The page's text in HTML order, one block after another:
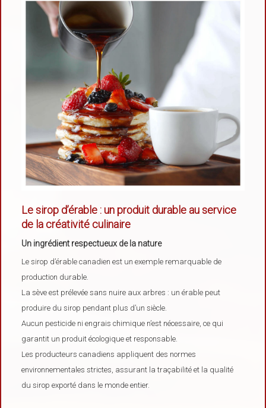
Le sirop d’érable : un produit durable au service
de la créativité culinaire
Un ingrédient respectueux de la nature
Le sirop d’érable canadien est un exemple remarquable de
production durable.
La sève est prélevée sans nuire aux arbres : un érable peut
produire du sirop pendant plus d’un siècle.
Aucun pesticide ni engrais chimique n’est nécessaire, ce qui
garantit un produit écologique et responsable.
Les producteurs canadiens appliquent des normes
environnementales strictes, assurant la traçabilité et la qualité
du sirop exporté dans le monde entier.